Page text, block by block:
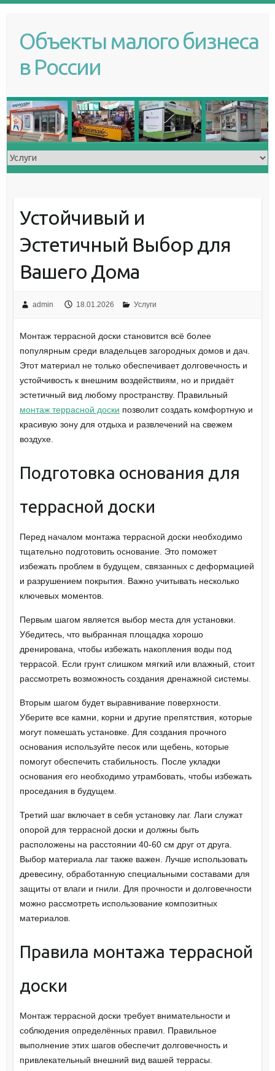
Объекты малого бизнеса
в России
Устойчивый и
Эстетичный Выбор для
Вашего Дома
admin 18.01.2026 Услуги
Монтаж террасной доски становится всё более
популярным среди владельцев загородных домов и дач.
Этот материал не только обеспечивает долговечность и
устойчивость к внешним воздействиям, но и придаёт
эстетичный вид любому пространству. Правильный
монтаж террасной доски позволит создать комфортную и
красивую зону для отдыха и развлечений на свежем
воздухе.
Подготовка основания для
террасной доски
Перед началом монтажа террасной доски необходимо
тщательно подготовить основание. Это поможет
избежать проблем в будущем, связанных с деформацией
и разрушением покрытия. Важно учитывать несколько
ключевых моментов.
Первым шагом является выбор места для установки.
Убедитесь, что выбранная площадка хорошо
дренирована, чтобы избежать накопления воды под
террасой. Если грунт слишком мягкий или влажный, стоит
рассмотреть возможность создания дренажной системы.
Вторым шагом будет выравнивание поверхности.
Уберите все камни, корни и другие препятствия, которые
могут помешать установке. Для создания прочного
основания используйте песок или щебень, которые
помогут обеспечить стабильность. После укладки
основания его необходимо утрамбовать, чтобы избежать
проседания в будущем.
Третий шаг включает в себя установку лаг. Лаги служат
опорой для террасной доски и должны быть
расположены на расстоянии 40-60 см друг от друга.
Выбор материала лаг также важен. Лучше использовать
древесину, обработанную специальными составами для
защиты от влаги и гнили. Для прочности и долговечности
можно рассмотреть использование композитных
материалов.
Правила монтажа террасной
доски
Монтаж террасной доски требует внимательности и
соблюдения определённых правил. Правильное
выполнение этих шагов обеспечит долговечность и
привлекательный внешний вид вашей террасы.